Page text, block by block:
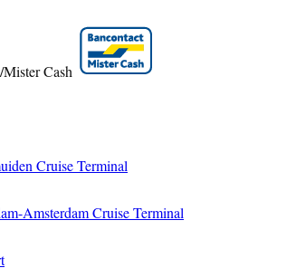
Cash
Cruise Terminal
Amsterdam Cruise Terminal